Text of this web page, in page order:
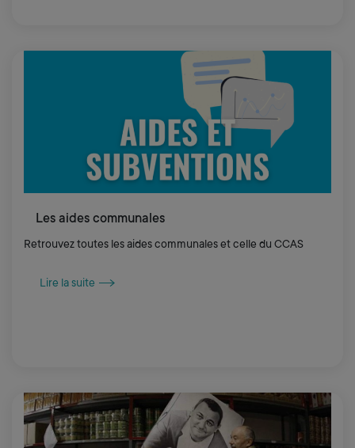
Les aides communales
Retrouvez toutes les aides communales et celle du CCAS
Lire la suite